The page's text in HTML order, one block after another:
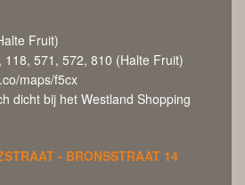
Fruit)
118, 571, 572, 810 (Halte Fruit)
maps/f5cx
dicht bij het Westland Shopping
- BRONSSTRAAT 14